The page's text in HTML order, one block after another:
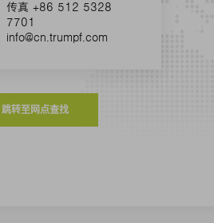
传真 +86 512 5328
7701
info@cn.trumpf.com
跳转至网点查找